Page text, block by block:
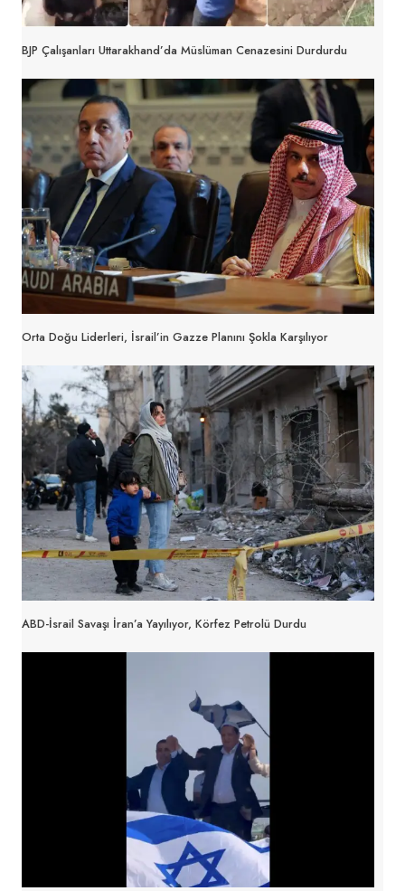
BJP Çalışanları Uttarakhand’da Müslüman Cenazesini Durdurdu
Orta Doğu Liderleri, İsrail’in Gazze Planını Şokla Karşılıyor
ABD-İsrail Savaşı İran’a Yayılıyor, Körfez Petrolü Durdu